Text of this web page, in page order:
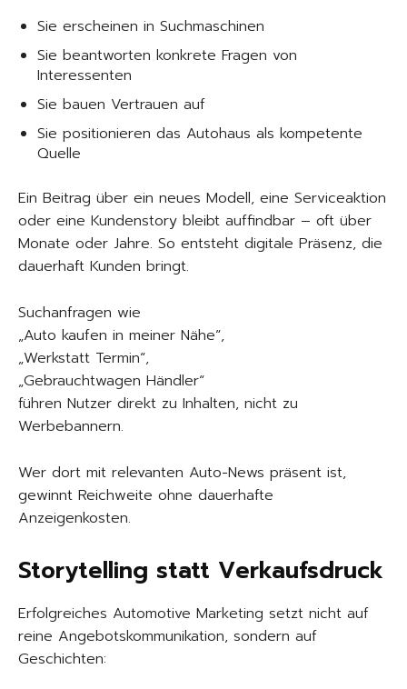
Sie erscheinen in Suchmaschinen
Sie beantworten konkrete Fragen von
Interessenten
Sie bauen Vertrauen auf
Sie positionieren das Autohaus als kompetente
Quelle
Ein Beitrag über ein neues Modell, eine Serviceaktion
oder eine Kundenstory bleibt auffindbar – oft über
Monate oder Jahre. So entsteht digitale Präsenz, die
dauerhaft Kunden bringt.
Suchanfragen wie
„Auto kaufen in meiner Nähe“,
„Werkstatt Termin“,
„Gebrauchtwagen Händler“
führen Nutzer direkt zu Inhalten, nicht zu
Werbebannern.
Wer dort mit relevanten Auto-News präsent ist,
gewinnt Reichweite ohne dauerhafte
Anzeigenkosten.
Storytelling statt Verkaufsdruck
Erfolgreiches Automotive Marketing setzt nicht auf
reine Angebotskommunikation, sondern auf
Geschichten: